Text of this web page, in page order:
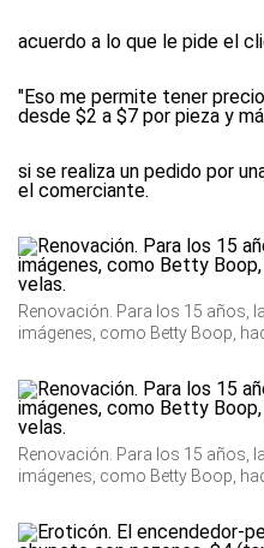
acuerdo a lo que le pide el
"Eso me permite tener
desde $2 a $7 por pieza y
si se realiza un pedido por
el comerciante.
Renovación. Para los 15 años,
imágenes, como Betty Boop,
Renovación. Para los 15 años,
imágenes, como Betty Boop,